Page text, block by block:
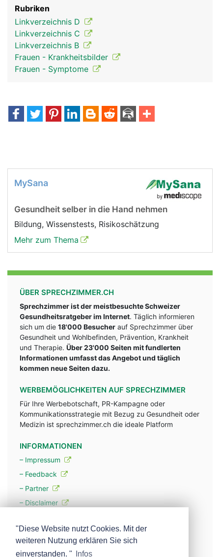
Rubriken
Linkverzeichnis D
Linkverzeichnis C
Linkverzeichnis B
Frauen - Krankheitsbilder
Frauen - Symptome
MySana
Gesundheit selber in die Hand nehmen
Bildung, Wissenstests, Risikoschätzung
Mehr zum Thema
ÜBER SPRECHZIMMER.CH
Sprechzimmer ist der meistbesuchte Schweizer
Gesundheitsratgeber im Internet. Täglich informieren
sich um die 18'000 Besucher auf Sprechzimmer über
Gesundheit und Wohlbefinden, Prävention, Krankheit
und Therapie. Über 23'000 Seiten mit fundlerten
Informationen umfasst das Angebot und täglich
kommen neue Seiten dazu.
WERBEMÖGLICHKEITEN AUF SPRECHZIMMER
Für Ihre Werbebotschaft, PR-Kampagne oder
Kommunikationsstrategie mit Bezug zu Gesundheit oder
Medizin ist sprechzimmer.ch die ideale Platform
INFORMATIONEN
– Impressum
– Feedback
– Partner
– Disclaimer
– Werbung
"Diese Website nutzt Cookies. Mit der
weiteren Nutzung erklären Sie sich
einverstanden. "
Infos